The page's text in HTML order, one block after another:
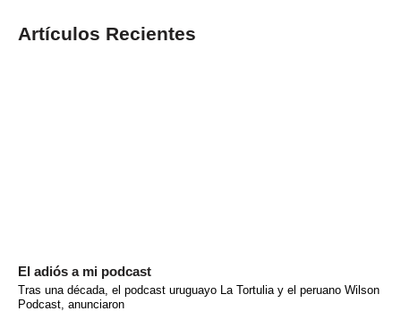
Artículos Recientes
El adiós a mi podcast
Tras una década, el podcast uruguayo La Tortulia y el peruano Wilson
Podcast, anunciaron